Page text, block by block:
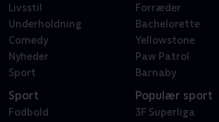
Livsstil
Underholdning
Comedy
Nyheder
Sport
Forræder
Bachelorette
Yellowstone
Paw Patrol
Barnaby
Sport
Fodbold
Populær sport
3F Superliga